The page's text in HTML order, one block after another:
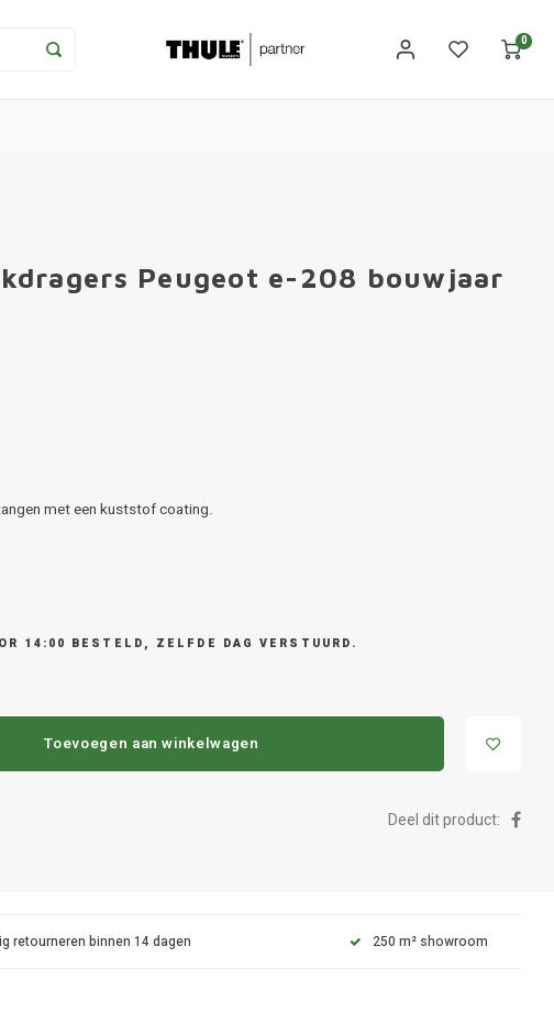
0
Peugeot e-208 bouwjaar
met een kuststof coating.
14:00 BESTELD, ZELFDE DAG VERSTUURD.
Toevoegen aan winkelwagen
Deel dit product:
retourneren binnen 14 dagen 250 m² showroom